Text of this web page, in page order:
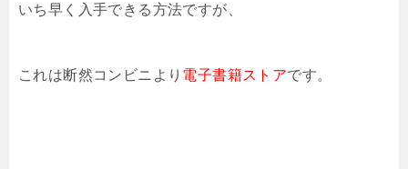
いち早く入手できる方法ですが、
これは断然コンビニより 電子書籍ストアです。